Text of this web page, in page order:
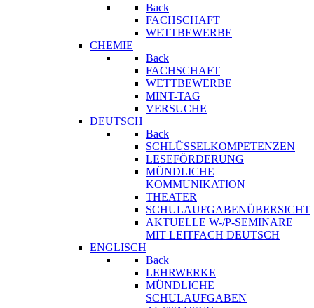
Back
FACHSCHAFT
WETTBEWERBE
CHEMIE
Back
FACHSCHAFT
WETTBEWERBE
MINT-TAG
VERSUCHE
DEUTSCH
Back
SCHLÜSSELKOMPETENZEN
LESEFÖRDERUNG
MÜNDLICHE
KOMMUNIKATION
THEATER
SCHULAUFGABENÜBERSICHT
AKTUELLE W-/P-SEMINARE
MIT LEITFACH DEUTSCH
ENGLISCH
Back
LEHRWERKE
MÜNDLICHE
SCHULAUFGABEN